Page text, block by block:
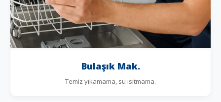
Bulaşık Mak.
Temiz yıkamama, su ısıtmama.